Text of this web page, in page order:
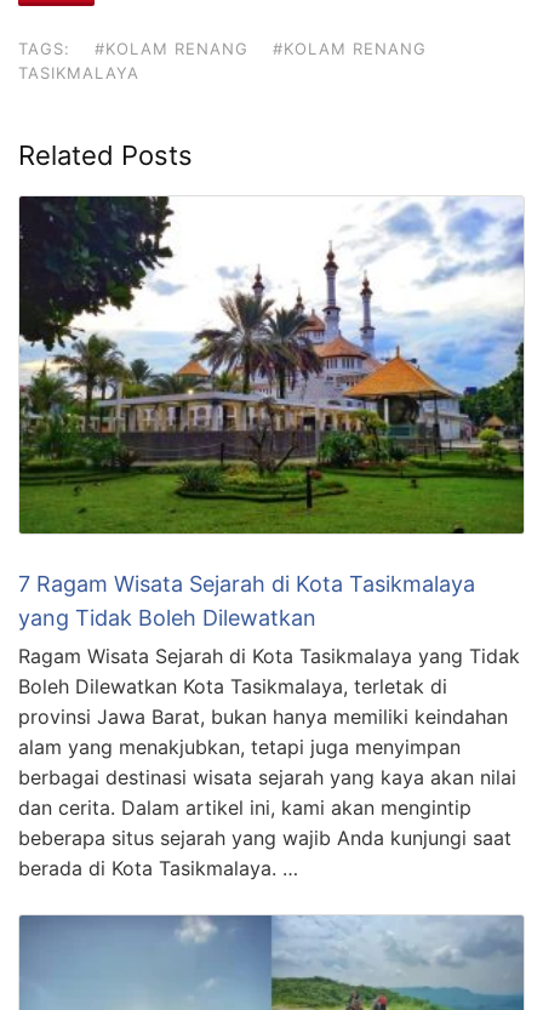
TAGS: #KOLAM RENANG
#KOLAM RENANG
TASIKMALAYA
Related Posts
7 Ragam Wisata Sejarah di Kota Tasikmalaya
yang Tidak Boleh Dilewatkan
Ragam Wisata Sejarah di Kota Tasikmalaya yang Tidak
Boleh Dilewatkan Kota Tasikmalaya, terletak di
provinsi Jawa Barat, bukan hanya memiliki keindahan
alam yang menakjubkan, tetapi juga menyimpan
berbagai destinasi wisata sejarah yang kaya akan nilai
dan cerita. Dalam artikel ini, kami akan mengintip
beberapa situs sejarah yang wajib Anda kunjungi saat
berada di Kota Tasikmalaya. …